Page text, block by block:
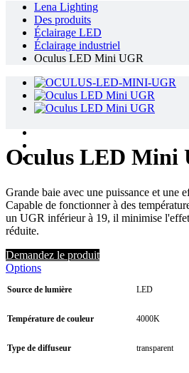
Lena Lighting
Des produits
Éclairage LED
Éclairage industriel
Oculus LED Mini UGR
Oculus LED Mini
Grande baie avec une puissance et une
Capable de fonctionner à des
un UGR inférieur à 19, il minimise
réduite.
Demandez le produit
Options
Source de lumière LED
Température de couleur 4000K
Type de diffuseur transparent